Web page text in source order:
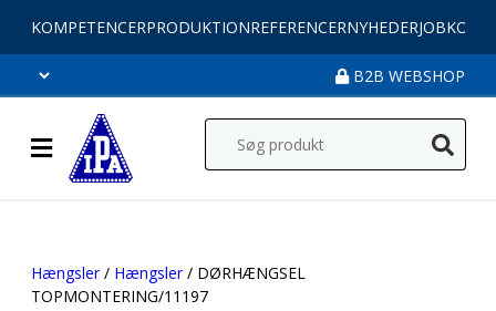
KOMPETENCERPRODUKTIONREFERENCERNYHEDERJOB
B2B WEBSHOP
Hængsler/ Hængsler/ DØRHÆNGSEL
TOPMONTERING/11197